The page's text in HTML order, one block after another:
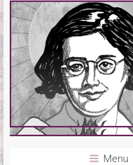
Menu